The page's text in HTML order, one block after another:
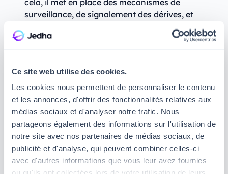
Ce site web utilise des cookies.
Les cookies nous permettent de personnaliser le contenu
et les annonces, d'offrir des fonctionnalités relatives aux
médias sociaux et d'analyser notre trafic. Nous
partageons également des informations sur l'utilisation de
notre site avec nos partenaires de médias sociaux, de
publicité et d'analyse, qui peuvent combiner celles-ci
avec d'autres informations que vous leur avez fournies
cela, il met en place des mécanismes de
surveillance, de signalement des dérives, et
participe à l’amélioration continue du système.
Véritable acteur de terrain, l’Éthicien de l’IA travaille
de l’IA , mais également lesData Product Managers
les juristes en IA et les décideurs.
Quelles sont les missions typiques
d’un Éthicien DE L’IA ?
Loin d’être là pour ralentir les projets d’intelligence